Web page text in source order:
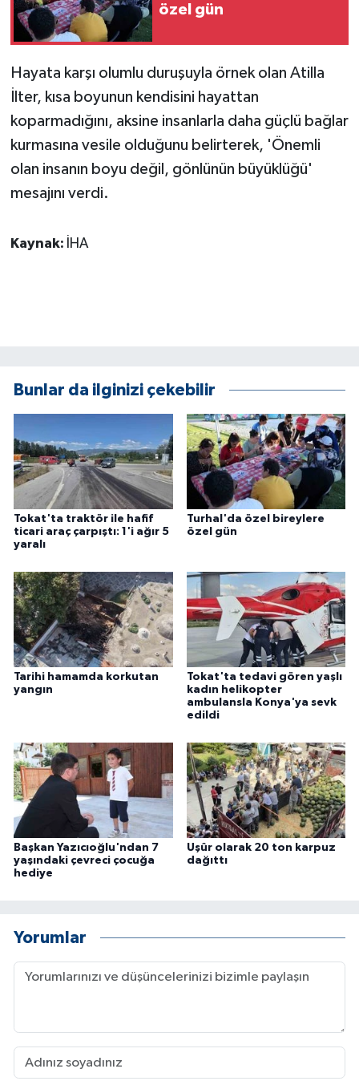
özel gün
Hayata karşı olumlu duruşuyla örnek olan Atilla
İlter, kısa boyunun kendisini hayattan
koparmadığını, aksine insanlarla daha güçlü bağlar
kurmasına vesile olduğunu belirterek, 'Önemli
olan insanın boyu değil, gönlünün büyüklüğü'
mesajını verdi.
Kaynak: İHA
Bunlar da ilginizi çekebilir
Tokat'ta traktör ile hafif
ticari araç çarpıştı: 1'i ağır 5
yaralı
Turhal'da özel bireylere
özel gün
Tarihi hamamda korkutan
yangın
Tokat'ta tedavi gören yaşlı
kadın helikopter
ambulansla Konya'ya sevk
edildi
Başkan Yazıcıoğlu'ndan 7
yaşındaki çevreci çocuğa
hediye
Uşûr olarak 20 ton karpuz
dağıttı
Yorumlar
ÜLKE GÜNDEMİ
YEREL
Yerel Haberler